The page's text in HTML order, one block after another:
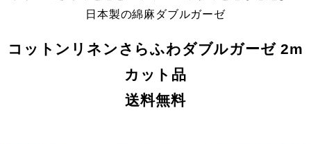
日本製の綿麻ダブルガーゼ
コットンリネンさらふわダブルガーゼ 2m
カット品
送料無料